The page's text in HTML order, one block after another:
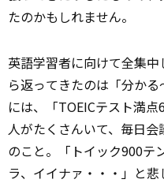
たのかもしれません。
英語学習者に向けて全集
ら返ってきたのは「分か
には、「TOEICテスト満
人がたくさんいて、毎日
のこと。「トイック900テ
ラ、イイナァ・・・」と